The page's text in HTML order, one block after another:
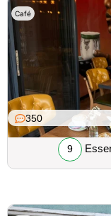
Café
350
9